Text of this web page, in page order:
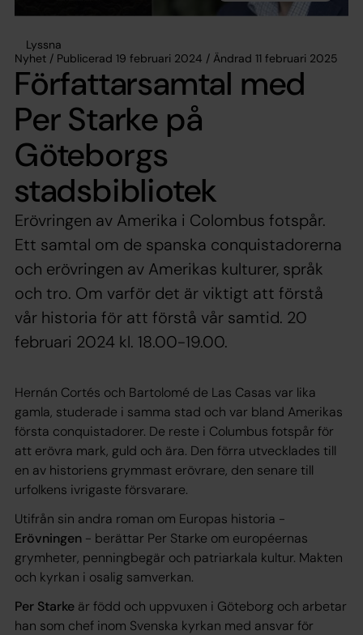
Lyssna
Nyhet / Publicerad 19 februari 2024 / Ändrad 11 februari 2025
Författarsamtal med
Per Starke på
Göteborgs
stadsbibliotek
Erövringen av Amerika i Colombus fotspår.
Ett samtal om de spanska conquistadorerna
och erövringen av Amerikas kulturer, språk
och tro. Om varför det är viktigt att förstå
vår historia för att förstå vår samtid. 20
februari 2024 kl. 18.00-19.00.
Hernán Cortés och Bartolomé de Las Casas var lika
gamla, studerade i samma stad och var bland Amerikas
första conquistadorer. De reste i Columbus fotspår för
att erövra mark, guld och ära. Den förra utvecklades till
en av historiens grymmast erövrare, den senare till
urfolkens ivrigaste försvarare.
Utifrån sin andra roman om Europas historia -
Erövningen - berättar Per Starke om européernas
grymheter, penningbegär och patriarkala kultur. Makten
och kyrkan i osalig samverkan.
Per Starke är född och uppvuxen i Göteborg och arbetar
han som chef inom Svenska kyrkan med ansvar för